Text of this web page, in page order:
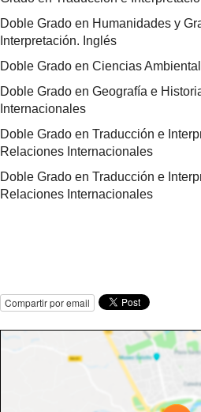
Doble Grado en Humanidades y
Interpretación. Inglés
Doble Grado en Ciencias
Doble Grado en Geografía e
Internacionales
Doble Grado en Traducción e
Relaciones Internacionales
Doble Grado en Traducción e
Relaciones Internacionales
Compartir por email